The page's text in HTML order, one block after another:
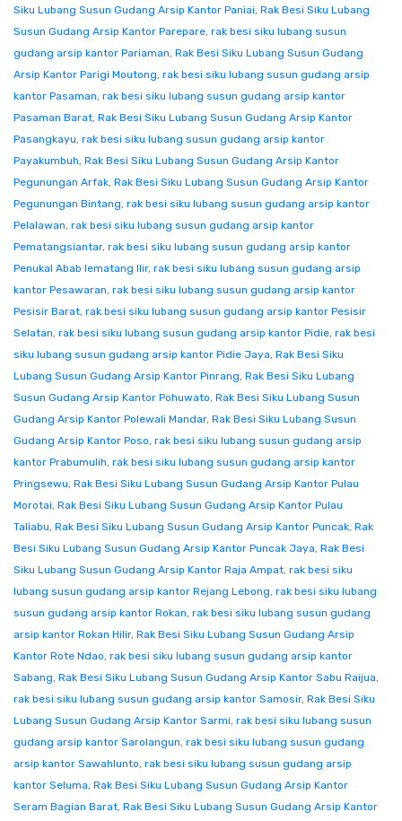
Siku Lubang Susun Gudang Arsip Kantor Paniai, Rak Besi Siku Lubang
Susun Gudang Arsip Kantor Parepare, rak besi siku lubang susun
gudang arsip kantor Pariaman, Rak Besi Siku Lubang Susun Gudang
Arsip Kantor Parigi Moutong, rak besi siku lubang susun gudang arsip
kantor Pasaman, rak besi siku lubang susun gudang arsip kantor
Pasaman Barat, Rak Besi Siku Lubang Susun Gudang Arsip Kantor
Pasangkayu, rak besi siku lubang susun gudang arsip kantor
Payakumbuh, Rak Besi Siku Lubang Susun Gudang Arsip Kantor
Pegunungan Arfak, Rak Besi Siku Lubang Susun Gudang Arsip Kantor
Pegunungan Bintang, rak besi siku lubang susun gudang arsip kantor
Pelalawan, rak besi siku lubang susun gudang arsip kantor
Pematangsiantar, rak besi siku lubang susun gudang arsip kantor
Penukal Abab lematang Ilir, rak besi siku lubang susun gudang arsip
kantor Pesawaran, rak besi siku lubang susun gudang arsip kantor
Pesisir Barat, rak besi siku lubang susun gudang arsip kantor Pesisir
Selatan, rak besi siku lubang susun gudang arsip kantor Pidie, rak besi
siku lubang susun gudang arsip kantor Pidie Jaya, Rak Besi Siku
Lubang Susun Gudang Arsip Kantor Pinrang, Rak Besi Siku Lubang
Susun Gudang Arsip Kantor Pohuwato, Rak Besi Siku Lubang Susun
Gudang Arsip Kantor Polewali Mandar, Rak Besi Siku Lubang Susun
Gudang Arsip Kantor Poso, rak besi siku lubang susun gudang arsip
kantor Prabumulih, rak besi siku lubang susun gudang arsip kantor
Pringsewu, Rak Besi Siku Lubang Susun Gudang Arsip Kantor Pulau
Morotai, Rak Besi Siku Lubang Susun Gudang Arsip Kantor Pulau
Taliabu, Rak Besi Siku Lubang Susun Gudang Arsip Kantor Puncak, Rak
Besi Siku Lubang Susun Gudang Arsip Kantor Puncak Jaya, Rak Besi
Siku Lubang Susun Gudang Arsip Kantor Raja Ampat, rak besi siku
lubang susun gudang arsip kantor Rejang Lebong, rak besi siku lubang
susun gudang arsip kantor Rokan, rak besi siku lubang susun gudang
arsip kantor Rokan Hilir, Rak Besi Siku Lubang Susun Gudang Arsip
Kantor Rote Ndao, rak besi siku lubang susun gudang arsip kantor
Sabang, Rak Besi Siku Lubang Susun Gudang Arsip Kantor Sabu Raijua,
rak besi siku lubang susun gudang arsip kantor Samosir, Rak Besi Siku
Lubang Susun Gudang Arsip Kantor Sarmi, rak besi siku lubang susun
gudang arsip kantor Sarolangun, rak besi siku lubang susun gudang
arsip kantor Sawahlunto, rak besi siku lubang susun gudang arsip
kantor Seluma, Rak Besi Siku Lubang Susun Gudang Arsip Kantor
Seram Bagian Barat, Rak Besi Siku Lubang Susun Gudang Arsip Kantor